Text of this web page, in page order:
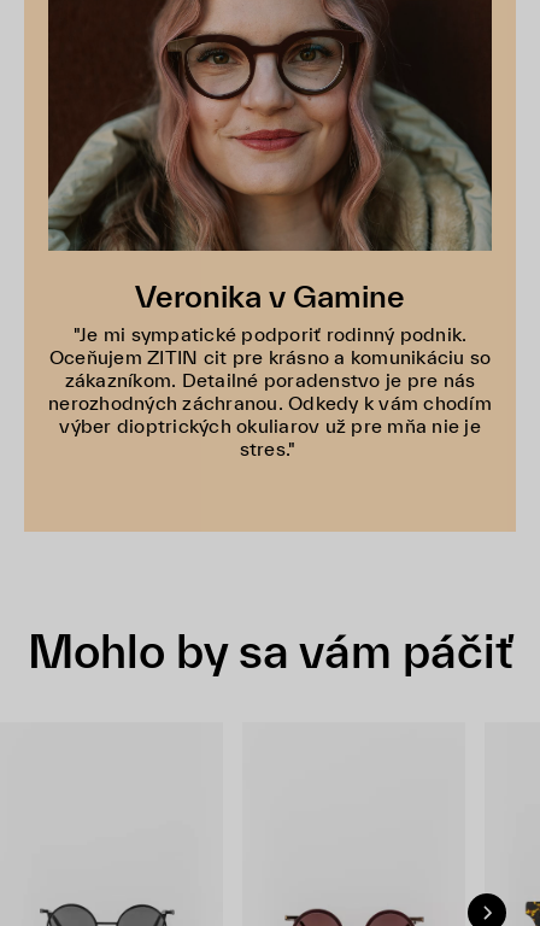
Veronika v Gamine
"Je mi sympatické podporiť rodinný podnik.
Oceňujem ZITIN cit pre krásno a komunikáciu so
zákazníkom. Detailné poradenstvo je pre nás
nerozhodných záchranou. Odkedy k vám chodím
výber dioptrických okuliarov už pre mňa nie je
stres."
Mohlo by sa vám páčiť